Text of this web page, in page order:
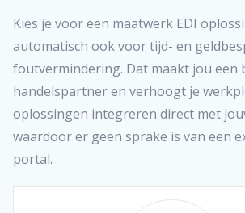
Kies je voor een maatwerk EDI
automatisch ook voor tijd- en
foutvermindering. Dat maakt jou een
handelspartner en verhoogt je
oplossingen integreren direct met
waardoor er geen sprake is van een
portal.